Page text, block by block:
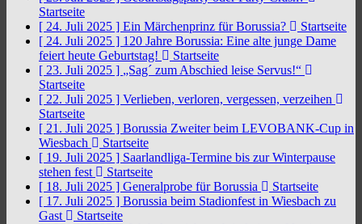
Startseite
[ 24. Juli 2025 ] Ein Märchenprinz für Borussia?
Startseite
[ 24. Juli 2025 ] 120 Jahre Borussia: Eine alte junge Dame
feiert heute Geburtstag!
Startseite
[ 23. Juli 2025 ] „Sag´ zum Abschied leise Servus!“
Startseite
[ 22. Juli 2025 ] Verlieben, verloren, vergessen, verzeihen
Startseite
[ 21. Juli 2025 ] Borussia Zweiter beim LEVOBANK-Cup in
Wiesbach
Startseite
[ 19. Juli 2025 ] Saarlandliga-Termine bis zur Winterpause
stehen fest
Startseite
[ 18. Juli 2025 ] Generalprobe für Borussia
Startseite
[ 17. Juli 2025 ] Borussia beim Stadionfest in Wiesbach zu
Gast
Startseite